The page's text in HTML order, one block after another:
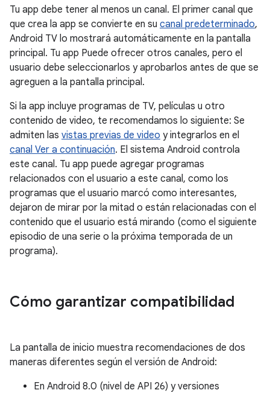
Tu app debe tener al menos un canal. El primer canal que
que crea la app se convierte en su canal predeterminado,
Android TV lo mostrará automáticamente en la pantalla
principal. Tu app Puede ofrecer otros canales, pero el
usuario debe seleccionarlos y aprobarlos antes de que se
agreguen a la pantalla principal.
Si la app incluye programas de TV, películas u otro
contenido de video, te recomendamos lo siguiente: Se
admiten las vistas previas de video y integrarlos en el
canal Ver a continuación. El sistema Android controla
este canal. Tu app puede agregar programas
relacionados con el usuario a este canal, como los
programas que el usuario marcó como interesantes,
dejaron de mirar por la mitad o están relacionadas con el
contenido que el usuario está mirando (como el siguiente
episodio de una serie o la próxima temporada de un
programa).
Cómo garantizar compatibilidad
La pantalla de inicio muestra recomendaciones de dos
maneras diferentes según el versión de Android:
En Android 8.0 (nivel de API 26) y versiones